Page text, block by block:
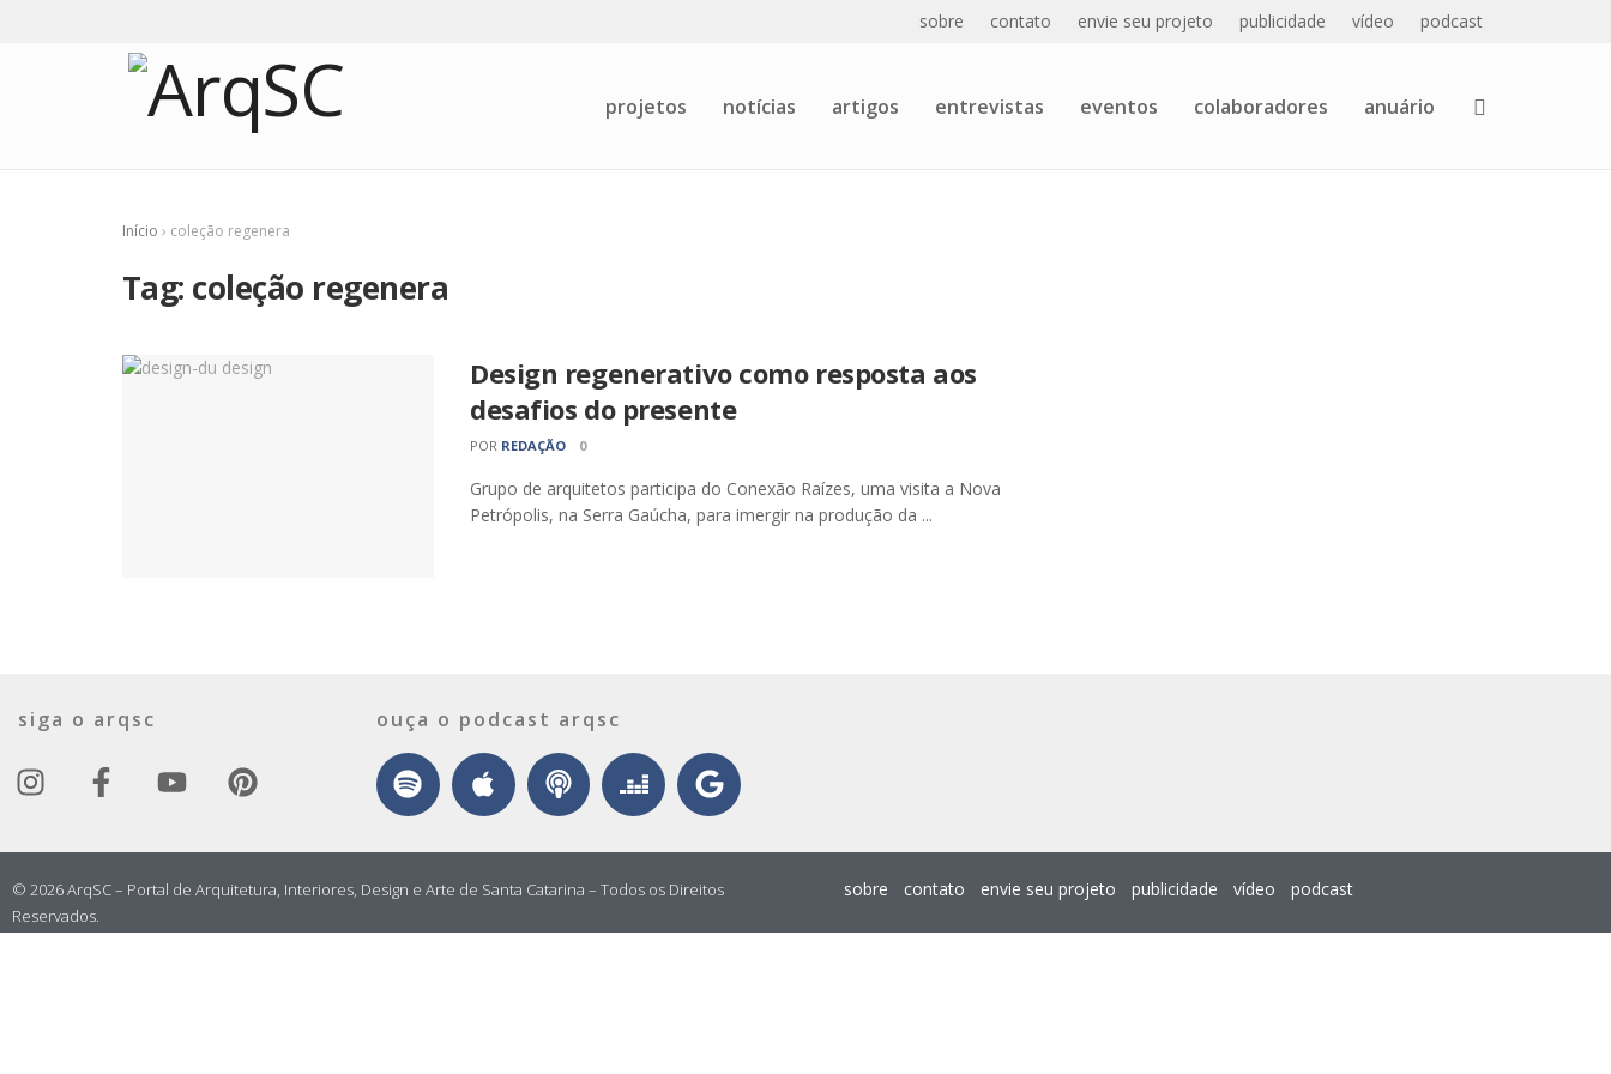
sobre contato envie seu projeto publicidade vídeo podcast
projetos notícias artigos entrevistas eventos colaboradores anuário
Início › coleção regenera
Tag: coleção regenera
Design regenerativo como resposta aos
desafios do presente
POR REDAÇÃO 0
Grupo de arquitetos participa do Conexão Raízes, uma visita a Nova
Petrópolis, na Serra Gaúcha, para imergir na produção da ...
siga o arqsc ouça o podcast arqsc
© 2026 ArqSC – Portal de Arquitetura, Interiores, Design e Arte de Santa Catarina – Todos os Direitos
Reservados.
sobre contato envie seu projeto publicidade vídeo podcast